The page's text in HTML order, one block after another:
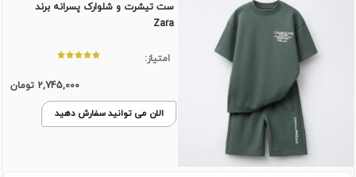
ست تیشرت و شلوارک پسرانه برند
Zara
امتیاز:
2,745,000 تومان
الان می توانید سفارش دهید